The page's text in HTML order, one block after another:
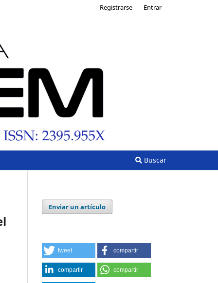
Buscar
Registrarse Entrar
Enviar un artículo
tweet compartir
compartir compartir